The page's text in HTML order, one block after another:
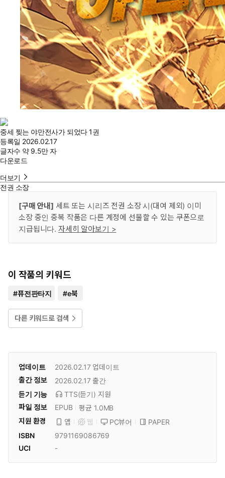
중세 찢는 야만전사가 되었다 1권
등록일 2026.02.17
글자수 약 9.5만 자
다운로드
더보기
전권 소장
[구매 안내] 세트 또는 시리즈 전권 소장 시(대여 제외) 이미
소장 중인 중복 작품은 다른 계정에 선물할 수 있는 쿠폰으로
지급됩니다. 자세히 알아보기 >
이 작품의 키워드
#퓨전판타지 #e북
다른 키워드로 검색
업데이트 2026.02.17업데이트
출간 정보
2026.02.17 출간
듣기 기능
TTS(듣기) 지원
파일 정보
EPUB
평균 1.0MB
지원 환경
앱 웹 PC뷰어
PAPER
ISBN
9791169086769
UCI
-